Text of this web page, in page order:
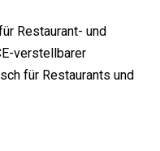
Restaurant- und
verstellbarer
für Restaurants und